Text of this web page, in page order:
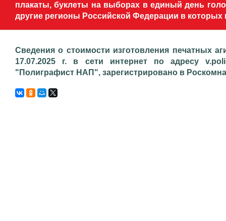
плакаты, буклеты на выборах в единый день
другие регионы Российской Федерации в
Сведения о стоимости изготовления печатных
17.07.2025 г. в сети интернет по адресу
"Полиграфист НАП", зарегистрировано в